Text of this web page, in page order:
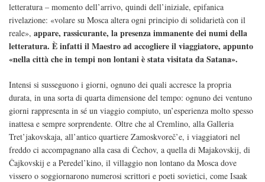
letteratura – momento dell’arrivo, quindi dell’iniziale, epifanica
rivelazione: «volare su Mosca altera ogni principio di solidarietà con il
reale», appare, rassicurante, la presenza immanente dei numi della
letteratura. È infatti il Maestro ad accogliere il viaggiatore, appunto
«nella città che in tempi non lontani è stata visitata da Satana».
Intensi si susseguono i giorni, ognuno dei quali accresce la propria
durata, in una sorta di quarta dimensione del tempo: ognuno dei ventuno
giorni rappresenta in sé un viaggio compiuto, un’esperienza molto spesso
inattesa e sempre sorprendente. Oltre che al Cremlino, alla Galleria
Tret’jakovskaja, all’antico quartiere Zamoskvoreč’e, i viaggiatori nel
freddo ci accompagnano alla casa di Čechov, a quella di Majakovskij, di
Čajkovskij e a Peredel’kino, il villaggio non lontano da Mosca dove
vissero o soggiornarono numerosi scrittori e poeti sovietici, come Isaak